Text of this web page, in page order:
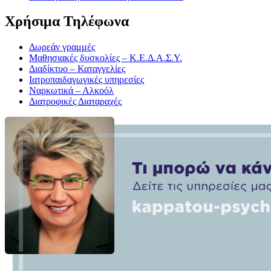
Χρήσιμα Τηλέφωνα
Δωρεάν γραμμές
Μαθησιακές δυσκολίες – Κ.Ε.Δ.Α.Σ.Υ.
Διαδίκτυο – Καταγγελίες
Ιατροπαιδαγωγικές υπηρεσίες
Ναρκωτικά – Αλκοόλ
Διατροφικές Διαταραχές